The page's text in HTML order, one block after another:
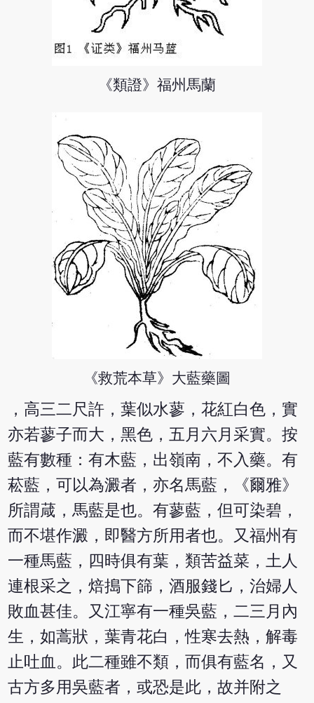
《類證》福州馬蘭
《救荒本草》大藍藥圖
，高三二尺許，葉似水蓼，花紅白色，實
亦若蓼子而大，黑色，五月六月采實。按
藍有數種：有木藍，出嶺南，不入藥。有
菘藍，可以為澱者，亦名馬藍，《爾雅》
所謂葴，馬藍是也。有蓼藍，但可染碧，
而不堪作澱，即醫方所用者也。又福州有
一種馬藍，四時俱有葉，類苦益菜，土人
連根采之，焙搗下篩，酒服錢匕，治婦人
敗血甚佳。又江寧有一種吳藍，二三月內
生，如蒿狀，葉青花白，性寒去熱，解毒
止吐血。此二種雖不類，而俱有藍名，又
古方多用吳藍者，或恐是此，故并附之